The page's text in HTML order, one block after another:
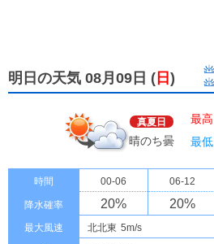
明日の天気 08月09日 ( 日 )
真夏日
晴のち曇
最高
最低
時間 00-06 06-12
降水確率 20% 20%
最大風速 北北東 5m/s